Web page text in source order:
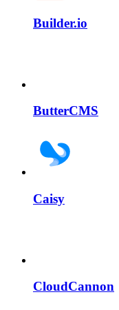
Builder.io
ButterCMS
Caisy
CloudCannon